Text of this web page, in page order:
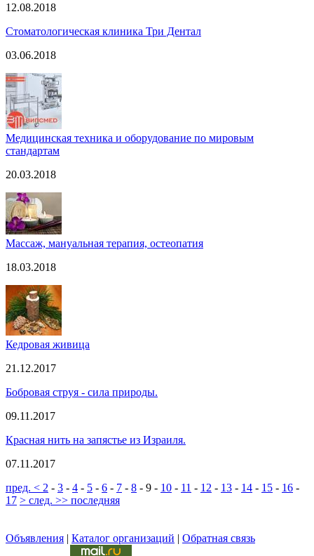
12.08.2018
Стоматологическая клиника Три Дентал
03.06.2018
Медицинская техника и оборудование по мировым
стандартам
20.03.2018
Массаж, мануальная терапия, остеопатия
18.03.2018
Кедровая живица
21.12.2017
Бобровая струя - сила природы.
09.11.2017
Красная нить на запястье из Израиля.
07.11.2017
пред. < 2 - 3 - 4 - 5 - 6 - 7 - 8 - 9 - 10 - 11 - 12 - 13 - 14 - 15 - 16 -
17 > след. >> последняя
Объявления | Каталог организаций | Обратная связь